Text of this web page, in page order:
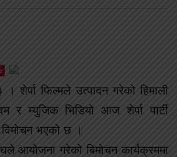
। शेर्पा फिल्मले उत्पादन गरेको हिमाली
र म्युजिक भिडियो आज शेर्पा पार्टी
विमोचन भएको छ ।
आयोजना गरेको बिमोचन कार्यक्रममा